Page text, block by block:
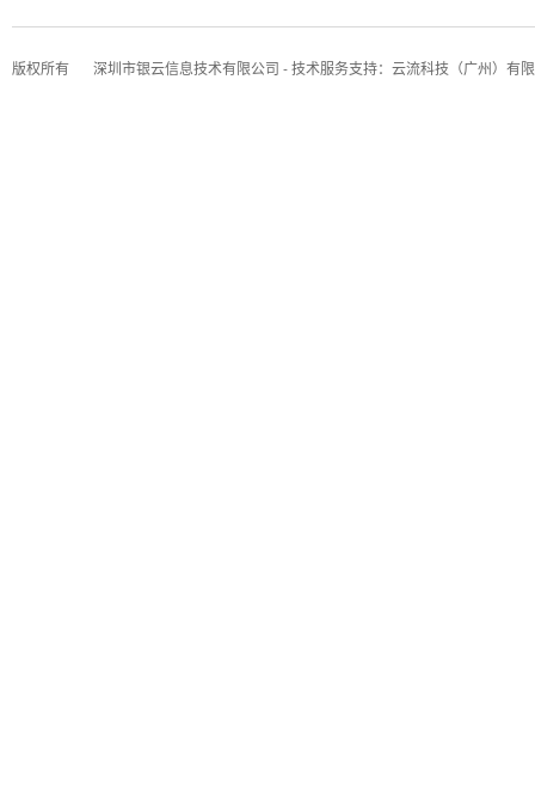
版权所有 深圳市银云信息技术有限公司 - 技术服务支持：云流科技（广州）有